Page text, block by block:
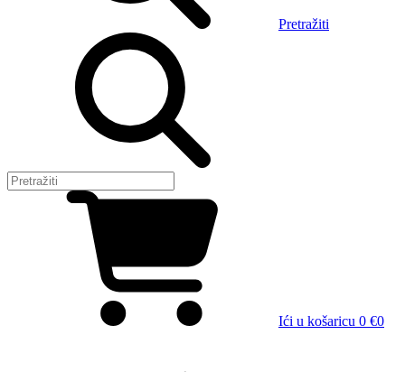
Pretražiti
Ići u košaricu 0 €0